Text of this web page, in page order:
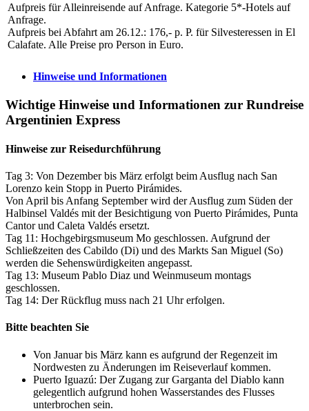
Aufpreis für Alleinreisende auf Anfrage. Kategorie 5*-Hotels auf
Anfrage.
Aufpreis bei Abfahrt am 26.12.: 176,- p. P. für Silvesteressen in El
Calafate. Alle Preise pro Person in Euro.
Hinweise und Informationen
Wichtige Hinweise und Informationen zur Rundreise
Argentinien Express
Hinweise zur Reisedurchführung
Tag 3: Von Dezember bis März erfolgt beim Ausflug nach San
Lorenzo kein Stopp in Puerto Pirámides.
Von April bis Anfang September wird der Ausflug zum Süden der
Halbinsel Valdés mit der Besichtigung von Puerto Pirámides, Punta
Cantor und Caleta Valdés ersetzt.
Tag 11: Hochgebirgsmuseum Mo geschlossen. Aufgrund der
Schließzeiten des Cabildo (Di) und des Markts San Miguel (So)
werden die Sehenswürdigkeiten angepasst.
Tag 13: Museum Pablo Diaz und Weinmuseum montags
geschlossen.
Tag 14: Der Rückflug muss nach 21 Uhr erfolgen.
Bitte beachten Sie
Von Januar bis März kann es aufgrund der Regenzeit im
Nordwesten zu Änderungen im Reiseverlauf kommen.
Puerto Iguazú: Der Zugang zur Garganta del Diablo kann
gelegentlich aufgrund hohen Wasserstandes des Flusses
unterbrochen sein.